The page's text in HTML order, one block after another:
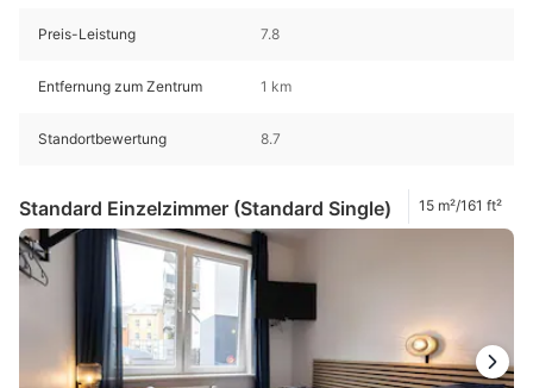
Preis-Leistung 7.8
Entfernung zum Zentrum 1 km
Standortbewertung 8.7
Standard Einzelzimmer (Standard Single) 15 m²/161 ft²